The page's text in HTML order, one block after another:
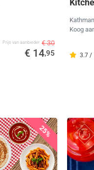
Prijs van aanbieder € 30
€ 14,95
Koog
3.7 /
25%